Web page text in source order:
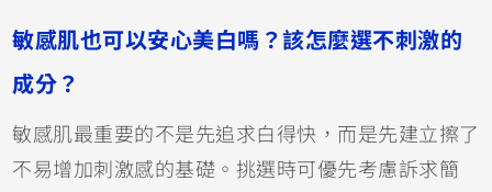
敏感肌也可以安心美白嗎？該怎麼選不刺激的
成分？
敏感肌最重要的不是先追求白得快，而是先建立擦了
不易增加刺激感的基礎。挑選時可優先考慮訴求簡